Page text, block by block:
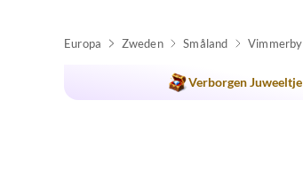
Europa Zweden Småland Vimmerby
Verborgen Juweeltje